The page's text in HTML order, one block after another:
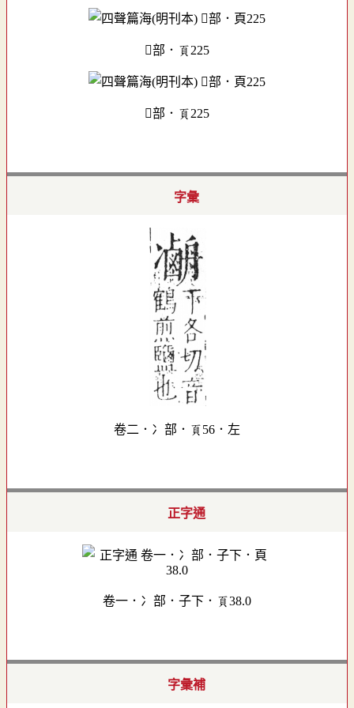
部．頁225
部．頁225
字彙
卷二．冫部．頁56．左
正字通
卷一．冫部．子下．頁38.0
字彙補